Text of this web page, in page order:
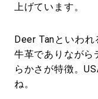
上げています。
Deer Tanといわれ
牛革でありながら
らかさが特徴。
ね。